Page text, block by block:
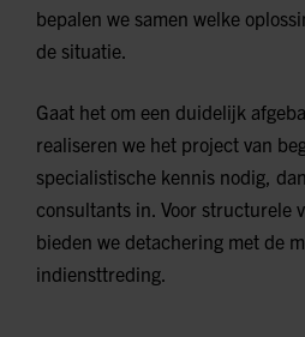
bepalen we samen welke
de situatie.
Gaat het om een duidelijk
realiseren we het project van
specialistische kennis nodig,
consultants in. Voor structurele
bieden we detachering met de
indiensttreding.